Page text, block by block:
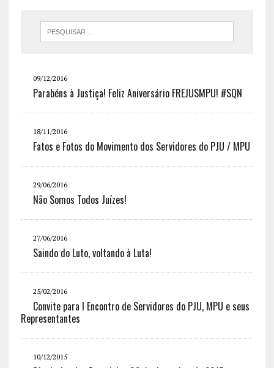
09/12/2016
Parabéns à Justiça! Feliz Aniversário FREJUSMPU! #SQN
18/11/2016
Fatos e Fotos do Movimento dos Servidores do PJU / MPU
29/06/2016
Não Somos Todos Juízes!
27/06/2016
Saindo do Luto, voltando à Luta!
25/02/2016
Convite para I Encontro de Servidores do PJU, MPU e seus
Representantes
10/12/2015